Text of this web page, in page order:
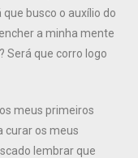
busco o auxílio do
a minha mente
Será que corro logo
meus primeiros
curar os meus
lembrar que